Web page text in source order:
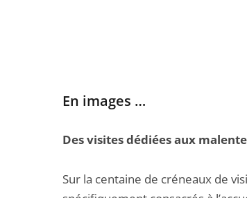
En images …
Des visites dédiées aux
Sur la centaine de créneaux de